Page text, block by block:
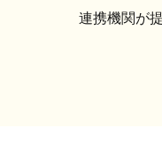
連携機関が